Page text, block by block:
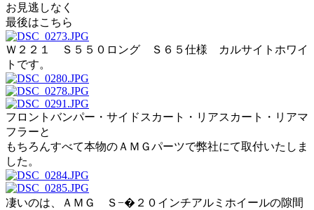
お見逃しなく
最後はこちら
Ｗ２２１ Ｓ５５０ロング Ｓ６５仕様 カルサイトホワイ
トです。
フロントバンパー・サイドスカート・リアスカート・リアマ
フラーと
もちろんすべて本物のＡＭＧパーツで弊社にて取付いたしま
した。
凄いのは、ＡＭＧ Ｓ−�２０インチアルミホイールの隙間